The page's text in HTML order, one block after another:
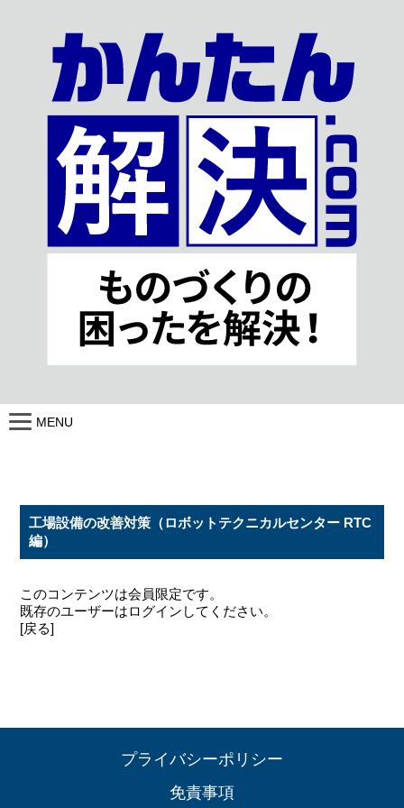
MENU
工場設備の改善対策（ロボットテクニカルセンター RTC
編）
このコンテンツは会員限定です。
既存のユーザーはログインしてください。
[戻る]
プライバシーポリシー
免責事項